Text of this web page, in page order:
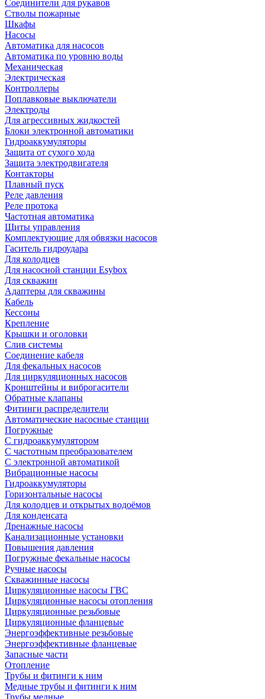
Соединители для рукавов
Стволы пожарные
Шкафы
Насосы
Автоматика для насосов
Автоматика по уровню воды
Механическая
Электрическая
Контроллеры
Поплавковые выключатели
Электроды
Для агрессивных жидкостей
Блоки электронной автоматики
Гидроаккумуляторы
Защита от сухого хода
Защита электродвигателя
Контакторы
Плавный пуск
Реле давления
Реле протока
Частотная автоматика
Щиты управления
Комплектующие для обвязки насосов
Гаситель гидроудара
Для колодцев
Для насосной станции Esybox
Для скважин
Адаптеры для скважины
Кабель
Кессоны
Крепление
Крышки и оголовки
Слив системы
Соединение кабеля
Для фекальных насосов
Для циркуляционных насосов
Кронштейны и виброгасители
Обратные клапаны
Фитинги распределители
Автоматические насосные станции
Погружные
С гидроаккумулятором
С частотным преобразователем
С электронной автоматикой
Вибрационные насосы
Гидроаккумуляторы
Горизонтальные насосы
Для колодцев и открытых водоёмов
Для конденсата
Дренажные насосы
Канализационные установки
Повышения давления
Погружные фекальные насосы
Ручные насосы
Скважинные насосы
Циркуляционные насосы ГВС
Циркуляционные насосы отопления
Циркуляционные резьбовые
Циркуляционные фланцевые
Энергоэффективные резьбовые
Энергоэффективные фланцевые
Запасные части
Отопление
Трубы и фитинги к ним
Медные трубы и фитинги к ним
Трубы медные